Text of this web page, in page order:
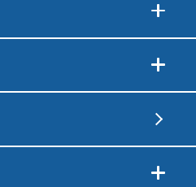
利用はできません。必ず成
となってください。
鳴門のイベントやメンテナン
できない場合があります。
くは鳴門市に事業所を置く法
あたり750円に減額
利用はできません。必ず成
る屋外スペース
熱水費込み）
用はできません。
での利用の場合…利用料を免
円
場のイベントやメンテナンス
ん。
ら6日以内
許可書を発行し、郵送し